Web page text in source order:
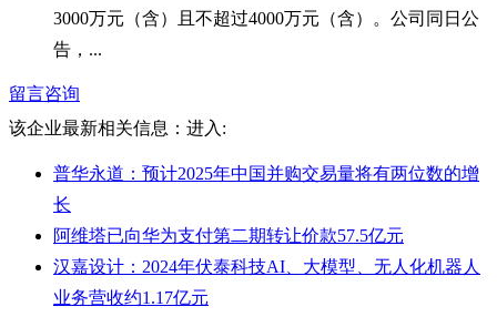
3000万元（含）且不超过4000万元（含）。公司同日公
告，...
留言咨询
该企业最新相关信息： 进入:
普华永道：预计2025年中国并购交易量将有两位数的增
长
阿维塔已向华为支付第二期转让价款57.5亿元
汉嘉设计：2024年伏泰科技AI、大模型、无人化机器人
业务营收约1.17亿元